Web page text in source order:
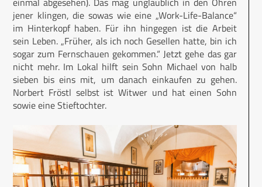
jener klingen, die sowas wie eine „Work-Life-Balance“
im Hinterkopf haben. Für ihn hingegen ist die Arbeit
sein Leben. „Früher, als ich noch Gesellen hatte, bin ich
sogar zum Fernschauen gekommen.“ Jetzt gehe das gar
nicht mehr. Im Lokal hilft sein Sohn Michael von halb
sieben bis eins mit, um danach einkaufen zu gehen.
Norbert Fröstl selbst ist Witwer und hat einen Sohn
sowie eine Stieftochter.